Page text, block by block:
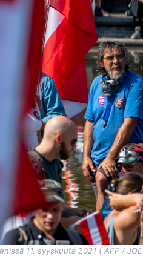
11. syyskuuta 2021 ( AFP / JOE